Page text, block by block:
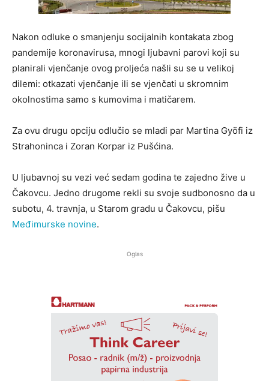
Nakon odluke o smanjenju socijalnih kontakata zbog
pandemije koronavirusa, mnogi ljubavni parovi koji su
planirali vjenčanje ovog proljeća našli su se u velikoj
dilemi: otkazati vjenčanje ili se vjenčati u skromnim
okolnostima samo s kumovima i matičarem.
Za ovu drugu opciju odlučio se mladi par Martina Gyӧfi iz
Strahoninca i Zoran Korpar iz Pušćina.
U ljubavnoj su vezi već sedam godina te zajedno žive u
Čakovcu. Jedno drugome rekli su svoje sudbonosno da u
subotu, 4. travnja, u Starom gradu u Čakovcu, pišu
Međimurske novine.
Oglas